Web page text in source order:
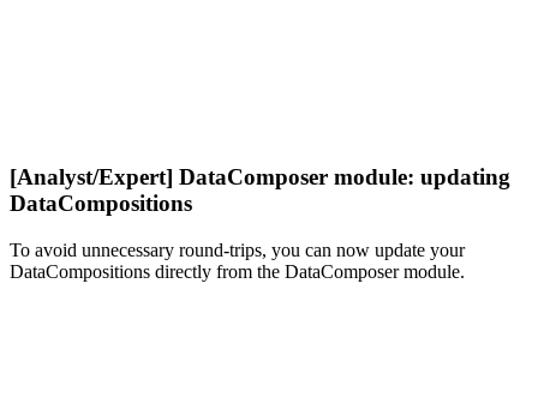
[Analyst/Expert] DataComposer module: updating
DataCompositions
To avoid unnecessary round-trips, you can now update your
DataCompositions directly from the DataComposer module.